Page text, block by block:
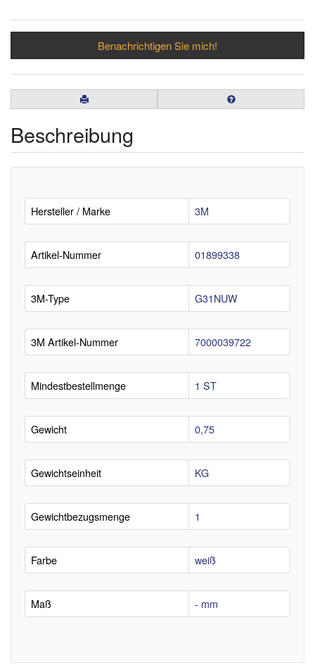
Benachrichtigen Sie mich!
Beschreibung
Hersteller / Marke 3M
Artikel-Nummer 01899338
3M-Type G31NUW
3M Artikel-Nummer 7000039722
Mindestbestellmenge 1 ST
Gewicht 0,75
Gewichtseinheit KG
Gewichtbezugsmenge 1
Farbe weiß
Maß - mm